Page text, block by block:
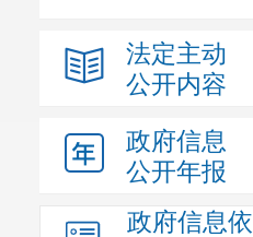
法定主动
公开内容
政府信息
公开年报
政府信息依